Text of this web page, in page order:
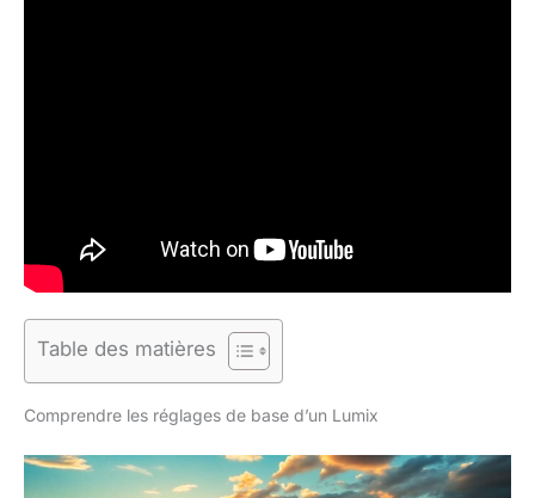
Table des matières
Comprendre les réglages de base d’un Lumix